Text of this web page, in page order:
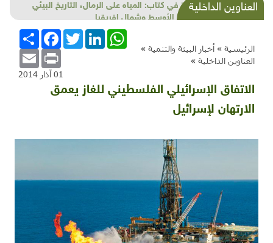
العناوين الداخليةروايات شفوية: هكذا كان الاكتفاء الذاتي قبل النكبة!
الرئيسية » أخبار البيئة والتنمية »
العناوين الداخلية »
انشر
FacebookTwitterLinkedInWhatsApp
Email Print
01 آذار 2014
الاتفاق الإسرائيلي الفلسطيني للغاز يعمق
الارتهان لإسرائيل